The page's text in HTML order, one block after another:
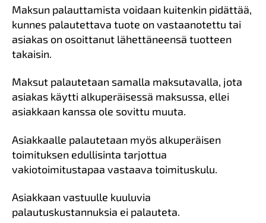
Maksun palauttamista voidaan kuitenkin pidättää,
kunnes palautettava tuote on vastaanotettu tai
asiakas on osoittanut lähettäneensä tuotteen
takaisin.
Maksut palautetaan samalla maksutavalla, jota
asiakas käytti alkuperäisessä maksussa, ellei
asiakkaan kanssa ole sovittu muuta.
Asiakkaalle palautetaan myös alkuperäisen
toimituksen edullisinta tarjottua
vakiotoimitustapaa vastaava toimituskulu.
Asiakkaan vastuulle kuuluvia
palautuskustannuksia ei palauteta.